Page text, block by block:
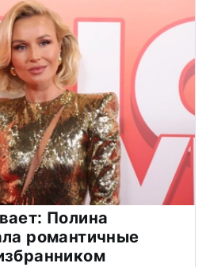
Полина
романтичные